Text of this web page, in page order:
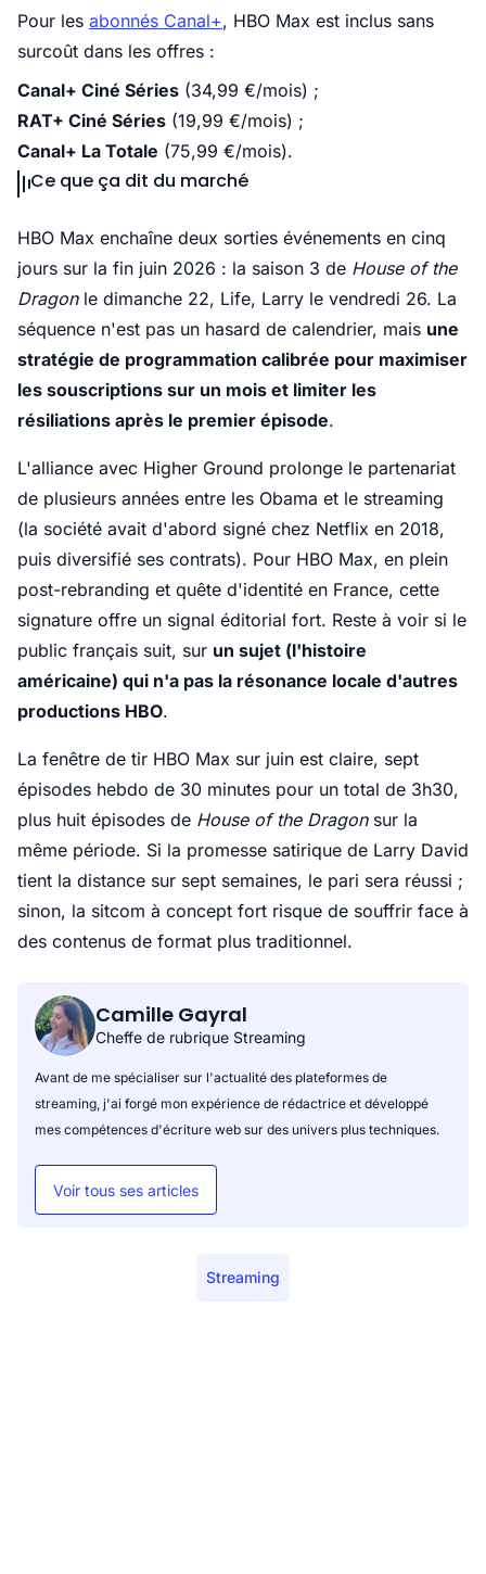
Pour les abonnés Canal+, HBO Max est inclus sans
surcoût dans les offres :
Canal+ Ciné Séries (34,99 €/mois) ;
RAT+ Ciné Séries (19,99 €/mois) ;
Canal+ La Totale (75,99 €/mois).
Ce que ça dit du marché
HBO Max enchaîne deux sorties événements en cinq
jours sur la fin juin 2026 : la saison 3 de House of the
Dragonle dimanche 22, Life, Larry le vendredi 26. La
séquence n'est pas un hasard de calendrier, mais une
stratégie de programmation calibrée pour maximiser
les souscriptions sur un mois et limiter les
résiliations après le premier épisode.
L'alliance avec Higher Ground prolonge le partenariat
de plusieurs années entre les Obama et le streaming
(la société avait d'abord signé chez Netflix en 2018,
puis diversifié ses contrats). Pour HBO Max, en plein
post-rebranding et quête d'identité en France, cette
signature offre un signal éditorial fort. Reste à voir si le
public français suit, sur un sujet (l'histoire
américaine) qui n'a pas la résonance locale d'autres
productions HBO.
La fenêtre de tir HBO Max sur juin est claire, sept
épisodes hebdo de 30 minutes pour un total de 3h30,
plus huit épisodes de House of the Dragonsur la
même période. Si la promesse satirique de Larry David
tient la distance sur sept semaines, le pari sera réussi ;
sinon, la sitcom à concept fort risque de souffrir face à
des contenus de format plus traditionnel.
Camille Gayral
Cheffe de rubrique Streaming
Avant de me spécialiser sur l'actualité des plateformes de
streaming, j'ai forgé mon expérience de rédactrice et développé
mes compétences d'écriture web sur des univers plus techniques.
Voir tous ses articles
Streaming